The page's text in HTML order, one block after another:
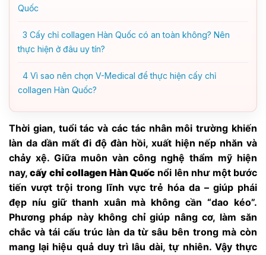
Quốc
3 Cấy chỉ collagen Hàn Quốc có an toàn không? Nên
thực hiện ở đâu uy tín?
4 Vì sao nên chọn V-Medical để thực hiện cấy chỉ
collagen Hàn Quốc?
Thời gian, tuổi tác và các tác nhân môi trường khiến
làn da dần mất đi độ đàn hồi, xuất hiện nếp nhăn và
chảy xệ. Giữa muôn vàn công nghệ thẩm mỹ hiện
nay,cấy chỉ collagen Hàn Quốc nổi lên như một bước
tiến vượt trội trong lĩnh vực trẻ hóa da – giúp phái
đẹp níu giữ thanh xuân mà không cần “dao kéo”.
Phương pháp này không chỉ giúp nâng cơ, làm săn
chắc và tái cấu trúc làn da từ sâu bên trong mà còn
mang lại hiệu quả duy trì lâu dài, tự nhiên. Vậy thực